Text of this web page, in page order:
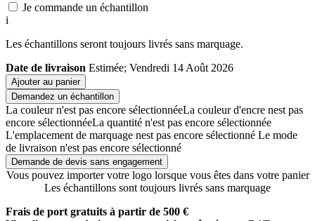
Je commande un échantillon
i
Les échantillons seront toujours livrés sans marquage.
Date de livraison Estimée; Vendredi 14 Août 2026
Ajouter au panier
Demandez un échantillon
La couleur n'est pas encore sélectionnéeLa couleur d'encre nest pas
encore sélectionnéeLa quantité n'est pas encore sélectionnée
L'emplacement de marquage nest pas encore sélectionné Le mode
de livraison n'est pas encore sélectionné
Demande de devis sans engagement
Vous pouvez importer votre logo lorsque vous êtes dans votre panier
Les échantillons sont toujours livrés sans marquage
Frais de port gratuits à partir de 500 €